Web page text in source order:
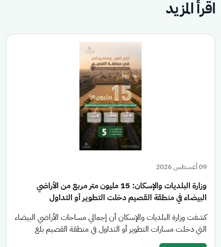
اقرأ المزيد
09 أغسطس 2026
وزارة البلديات والإسكان: 15 مليون متر مربع من الأراضي
البيضاء في منطقة القصيم دخلت التطوير أو التداول
كشفت وزارة البلديات والإسكان أن إجمالي مساحات الأراضي البيضاء
التي دخلت مسارات التطوير أو التداول في منطقة القصيم بلغ